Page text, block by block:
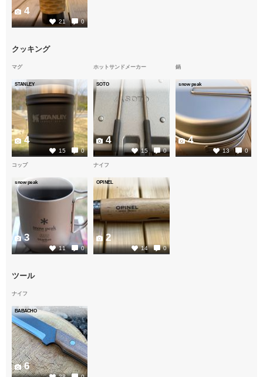
21 0
4
クッキング
マグ
STANLEY
15 0
4
ホットサンドメーカー
SOTO
15 0
4
鍋
snow peak
13 0
4
コップ
snow peak
11 0
3
ナイフ
OPINEL
14 0
2
ツール
ナイフ
BABACHO
6